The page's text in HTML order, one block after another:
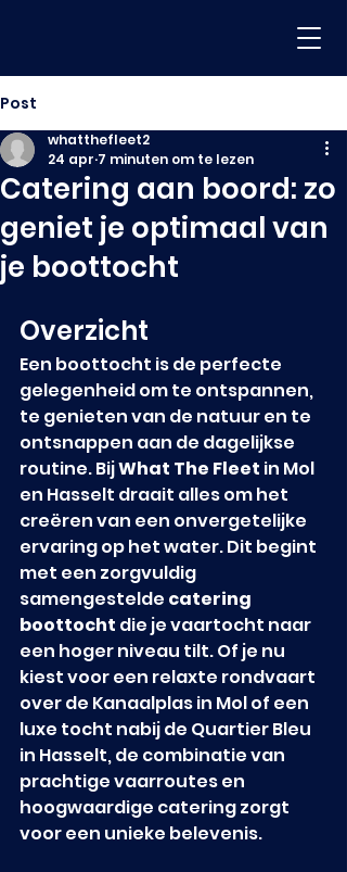
Post
Catering aan boord: zo
geniet je optimaal van
je boottocht
whatthefleet2
24 apr 7 minuten om te lezen
Overzicht
Een boottocht is de perfecte
gelegenheid om te ontspannen,
te genieten van de natuur en te
ontsnappen aan de dagelijkse
routine. Bij What The Fleet in Mol
en Hasselt draait alles om het
creëren van een onvergetelijke
ervaring op het water. Dit begint
met een zorgvuldig
samengestelde catering
boottocht die je vaartocht naar
een hoger niveau tilt. Of je nu
kiest voor een relaxte rondvaart
over de Kanaalplas in Mol of een
luxe tocht nabij de Quartier Bleu
in Hasselt, de combinatie van
prachtige vaarroutes en
hoogwaardige catering zorgt
voor een unieke belevenis.